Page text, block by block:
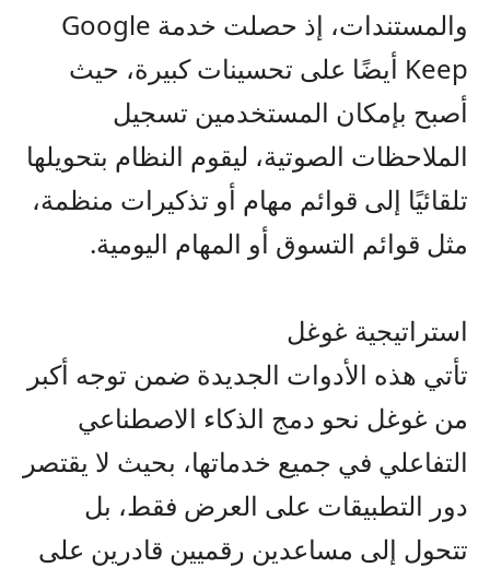
والمستندات، إذ حصلت خدمة Google
Keep أيضًا على تحسينات كبيرة، حيث
أصبح بإمكان المستخدمين تسجيل
الملاحظات الصوتية، ليقوم النظام بتحويلها
تلقائيًا إلى قوائم مهام أو تذكيرات منظمة،
مثل قوائم التسوق أو المهام اليومية.
استراتيجية غوغل
تأتي هذه الأدوات الجديدة ضمن توجه أكبر
من غوغل نحو دمج الذكاء الاصطناعي
التفاعلي في جميع خدماتها، بحيث لا يقتصر
دور التطبيقات على العرض فقط، بل
تتحول إلى مساعدين رقميين قادرين على